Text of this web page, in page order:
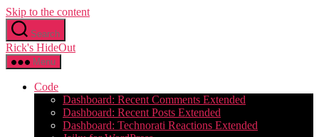
Skip to the content
Search
Rick's HideOut
Menu
Code
Dashboard: Recent Comments Extended
Dashboard: Recent Posts Extended
Dashboard: Technorati Reactions Extended